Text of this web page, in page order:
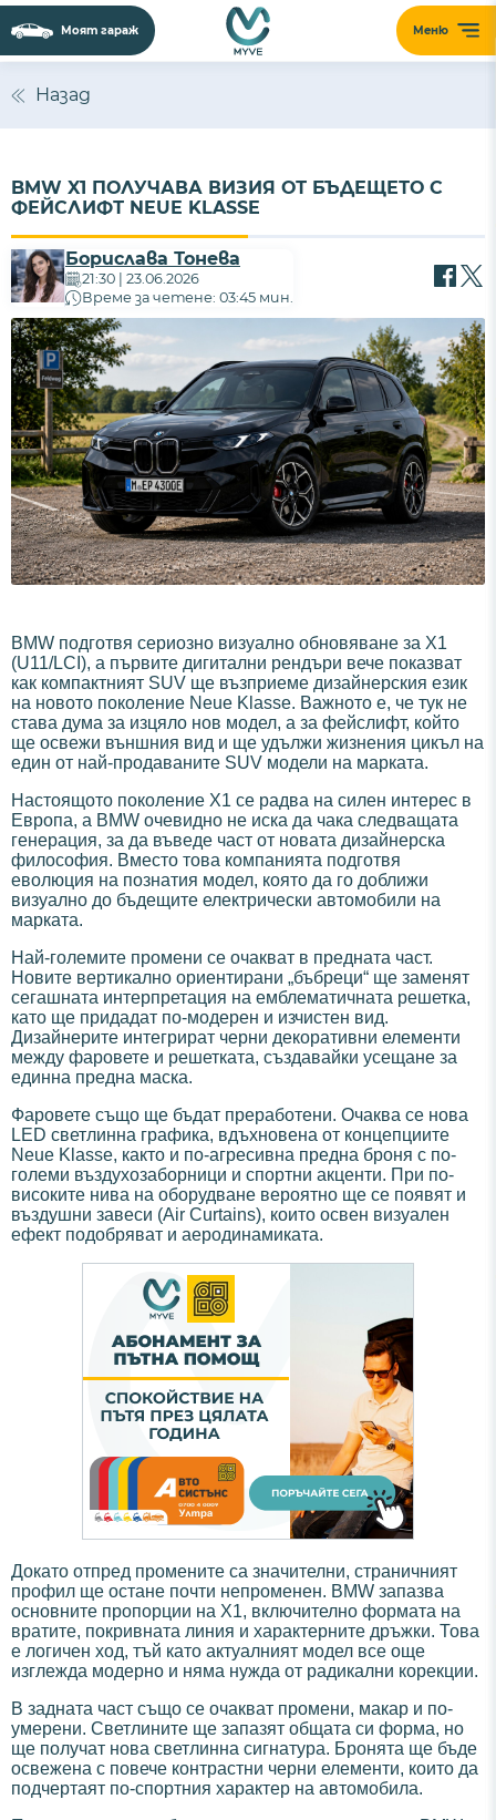
Меню
Моят гараж
Назад
BMW X1 ПОЛУЧАВА ВИЗИЯ ОТ БЪДЕЩЕТО С
ФЕЙСЛИФТ NEUE KLASSE
Борислава Тонева
21:30 | 23.06.2026
Време за четене: 03:45 мин.
BMW подготвя сериозно визуално обновяване за X1
(U11/LCI), а първите дигитални рендъри вече показват
как компактният SUV ще възприеме дизайнерския език
на новото поколение Neue Klasse. Важното е, че тук не
става дума за изцяло нов модел, а за фейслифт, който
ще освежи външния вид и ще удължи жизнения цикъл на
един от най-продаваните SUV модели на марката.
Настоящото поколение X1 се радва на силен интерес в
Европа, а BMW очевидно не иска да чака следващата
генерация, за да въведе част от новата дизайнерска
философия. Вместо това компанията подготвя
еволюция на познатия модел, която да го доближи
визуално до бъдещите електрически автомобили на
марката.
Най-големите промени се очакват в предната част.
Новите вертикално ориентирани „бъбреци“ ще заменят
сегашната интерпретация на емблематичната решетка,
като ще придадат по-модерен и изчистен вид.
Дизайнерите интегрират черни декоративни елементи
между фаровете и решетката, създавайки усещане за
единна предна маска.
Фаровете също ще бъдат преработени. Очаква се нова
LED светлинна графика, вдъхновена от концепциите
Neue Klasse, както и по-агресивна предна броня с по-
големи въздухозаборници и спортни акценти. При по-
високите нива на оборудване вероятно ще се появят и
въздушни завеси (Air Curtains), които освен визуален
ефект подобряват и аеродинамиката.
Докато отпред промените са значителни, страничният
профил ще остане почти непроменен. BMW запазва
основните пропорции на X1, включително формата на
вратите, покривната линия и характерните дръжки. Това
е логичен ход, тъй като актуалният модел все още
изглежда модерно и няма нужда от радикални корекции.
В задната част също се очакват промени, макар и по-
умерени. Светлините ще запазят общата си форма, но
ще получат нова светлинна сигнатура. Бронята ще бъде
освежена с повече контрастни черни елементи, които да
подчертаят по-спортния характер на автомобила.